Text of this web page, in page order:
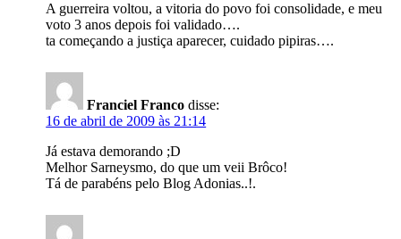
A guerreira voltou, a vitoria do povo foi consolidade, e meu
voto 3 anos depois foi validado….
ta começando a justiça aparecer, cuidado pipiras….
Franciel Franco disse:
16 de abril de 2009 às 21:14
Já estava demorando ;D
Melhor Sarneysmo, do que um veii Brôco!
Tá de parabéns pelo Blog Adonias..!.